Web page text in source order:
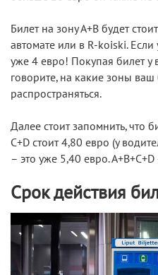
Билет на зону А+В будет
автомате или в R-koiski. Если
уже 4 евро! Покупая билет у
говорите, на какие зоны
распространяться.
Далее стоит запомнить, что
С+D стоит 4,80 евро (у
– это уже 5,40 евро.
Срок действия